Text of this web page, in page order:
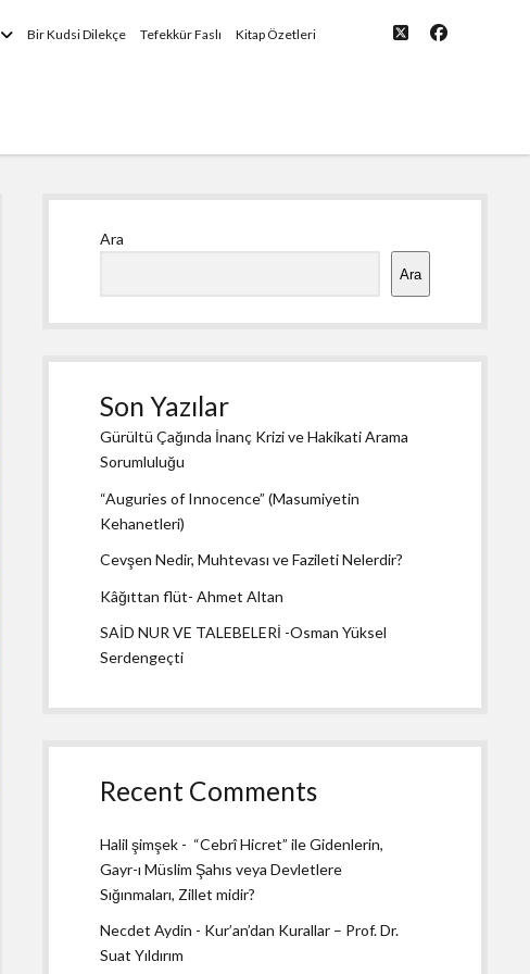
menüyüBir Kudsi Dilekçe Tefekkür Faslı Kitap Özetleri twitterfacebook
Ara
Ara
Son Yazılar
Gürültü Çağında İnanç Krizi ve Hakikati Arama
Sorumluluğu
“Auguries of Innocence” (Masumiyetin
Kehanetleri)
Cevşen Nedir, Muhtevası ve Fazileti Nelerdir?
Kâğıttan flüt- Ahmet Altan
SAİD NUR VE TALEBELERİ -Osman Yüksel
Serdengeçti
Recent Comments
Halil şimşek - “Cebrî Hicret” ile Gidenlerin,
Gayr-ı Müslim Şahıs veya Devletlere
Sığınmaları, Zillet midir?
Necdet Aydin - Kur’an’dan Kurallar – Prof. Dr.
Suat Yıldırım